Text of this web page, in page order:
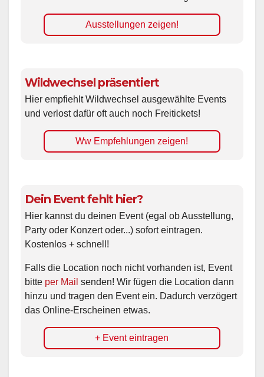
Ausstellungen zeigen!
Wildwechsel präsentiert
Hier empfiehlt Wildwechsel ausgewählte Events
und verlost dafür oft auch noch Freitickets!
Ww Empfehlungen zeigen!
Dein Event fehlt hier?
Hier kannst du deinen Event (egal ob Ausstellung,
Party oder Konzert oder...) sofort eintragen.
Kostenlos + schnell!
Falls die Location noch nicht vorhanden ist, Event
bitte per Mail senden! Wir fügen die Location dann
hinzu und tragen den Event ein. Dadurch verzögert
das Online-Erscheinen etwas.
+ Event eintragen